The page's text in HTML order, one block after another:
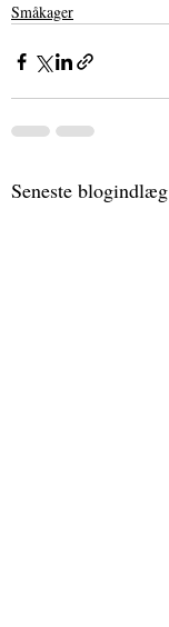
Småkager
Seneste blogindlæg